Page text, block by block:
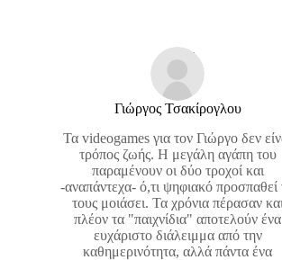
Γιώργος Τσακίρογλου
Τα videogames για τον Γιώργο δεν
τρόπος ζωής. Η μεγάλη αγάπη του
παραμένουν οι δύο τροχοί και
-αναπάντεχα- ό,τι ψηφιακό προσπαθεί
τους μοιάσει. Τα χρόνια πέρασαν και
πλέον τα "παιχνίδια" αποτελούν ένα
ευχάριστο διάλειμμα από την
καθημερινότητα, αλλά πάντα ένα